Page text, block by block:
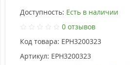
Доступность: Есть в наличии
0 отзывов
Код товара: EPH3200323
Артикул: EPH3200323